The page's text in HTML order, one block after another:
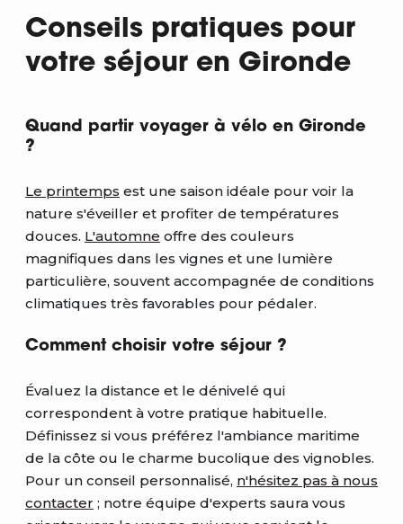
Conseils pratiques pour
votre séjour en Gironde
Quand partir voyager à vélo en Gironde
?
Le printemps est une saison idéale pour voir la
nature s'éveiller et profiter de températures
douces. L'automne offre des couleurs
magnifiques dans les vignes et une lumière
particulière, souvent accompagnée de conditions
climatiques très favorables pour pédaler.
Comment choisir votre séjour ?
Évaluez la distance et le dénivelé qui
correspondent à votre pratique habituelle.
Définissez si vous préférez l'ambiance maritime
de la côte ou le charme bucolique des vignobles.
Pour un conseil personnalisé, n'hésitez pas à nous
contacter ; notre équipe d'experts saura vous